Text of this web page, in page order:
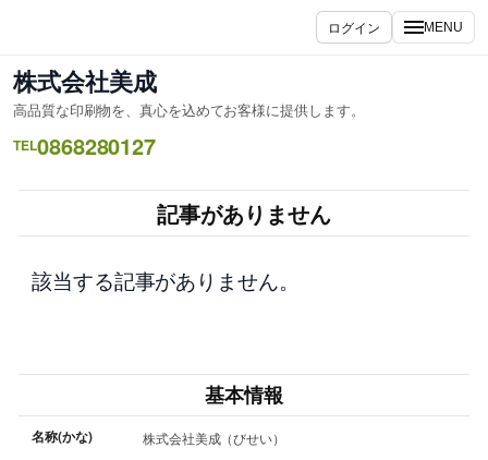
を
ス
キ
ッ
ログイン MENU
株式会社美成
高品質な印刷物を、真心を込めてお客様に提供します。
TEL0868280127
記事がありません
該当する記事がありません。
基本情報
名称(かな) 株式会社美成（びせい）